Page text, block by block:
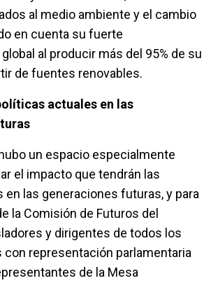
al medio ambiente y el cambio
en cuenta su fuerte
al producir más del 95% de su
de fuentes renovables.
actuales en las
un espacio especialmente
el impacto que tendrán las
en las generaciones futuras, y para
la Comisión de Futuros del
y dirigentes de todos los
representación parlamentaria
de la Mesa